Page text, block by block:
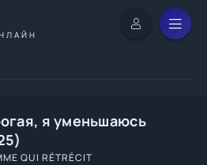
я уменьшаюсь
QUI RÉTRÉCIT